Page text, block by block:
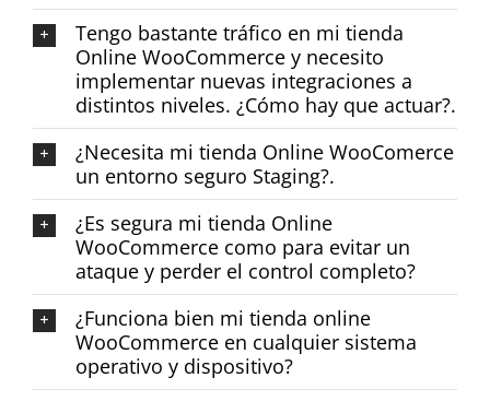
Tengo bastante tráfico en mi tienda
Online WooCommerce y necesito
implementar nuevas integraciones a
distintos niveles. ¿Cómo hay que actuar?.
¿Necesita mi tienda Online WooComerce
un entorno seguro Staging?.
¿Es segura mi tienda Online
WooCommerce como para evitar un
ataque y perder el control completo?
¿Funciona bien mi tienda online
WooCommerce en cualquier sistema
operativo y dispositivo?